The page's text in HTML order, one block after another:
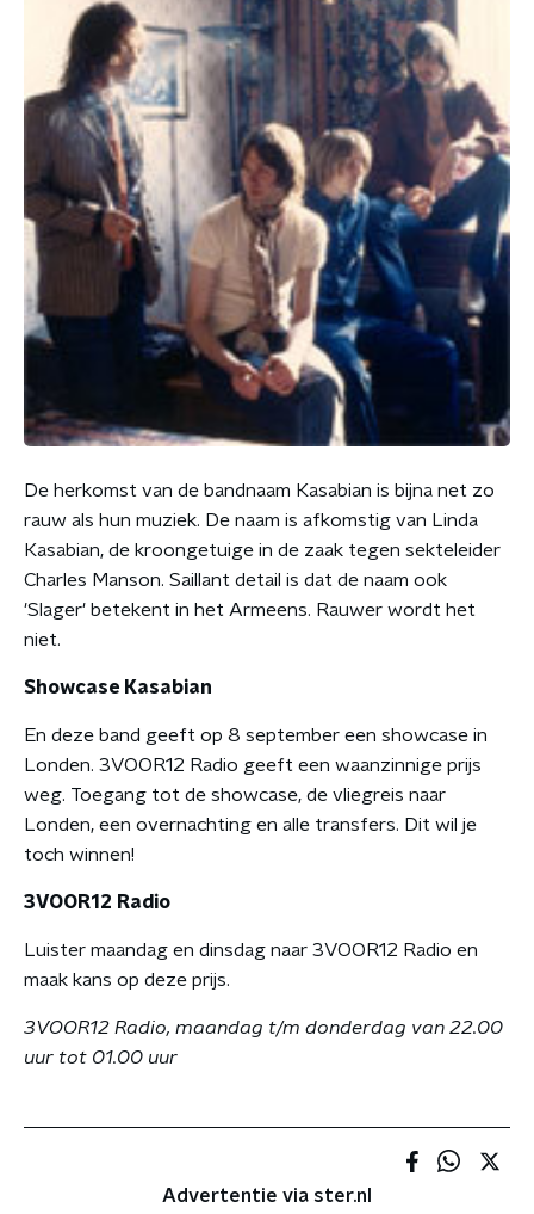
De herkomst van de bandnaam Kasabian is bijna net zo
rauw als hun muziek. De naam is afkomstig van Linda
Kasabian, de kroongetuige in de zaak tegen sekteleider
Charles Manson. Saillant detail is dat de naam ook
'Slager' betekent in het Armeens. Rauwer wordt het
niet.
Showcase Kasabian
En deze band geeft op 8 september een showcase in
Londen. 3VOOR12 Radio geeft een waanzinnige prijs
weg. Toegang tot de showcase, de vliegreis naar
Londen, een overnachting en alle transfers. Dit wil je
toch winnen!
3VOOR12 Radio
Luister maandag en dinsdag naar 3VOOR12 Radio en
maak kans op deze prijs.
3VOOR12 Radio, maandag t/m donderdag van 22.00
uur tot 01.00 uur
Advertentie via ster.nl